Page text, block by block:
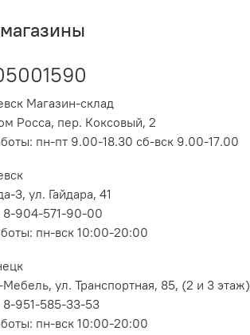
Магазин-склад
Росса, пер. Коксовый, 2
пн-пт 9.00-18.30 сб-вск 9.00-17.00
3, ул. Гайдара, 41
8-904-571-90-00
пн-вск 10:00-20:00
ул. Транспортная, 85, (2 и 3 этаж)
951-585-33-53
пн-вск 10:00-20:00